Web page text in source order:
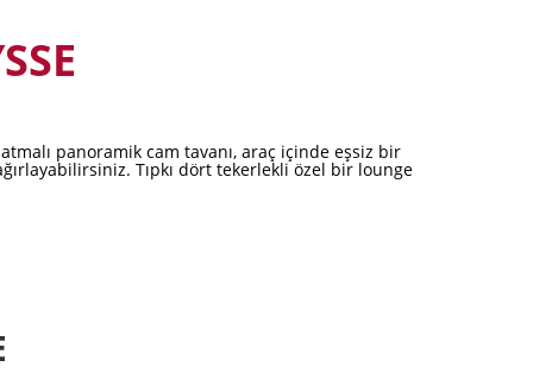
panoramik cam tavanı, araç içinde eşsiz bir
Tıpkı dört tekerlekli özel bir lounge